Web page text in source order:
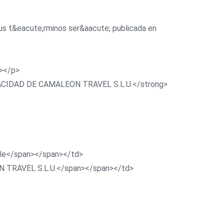
t&eacute;rminos ser&aacute; publicada en
p>
DE CAMALEON TRAVEL S.L.U.</strong>
span></span></td>
TRAVEL S.L.U.</span></span></td>